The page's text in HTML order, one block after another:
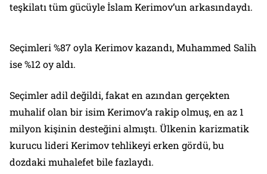
teşkilatı tüm gücüyle İslam Kerimov’un arkasındaydı.
Seçimleri %87 oyla Kerimov kazandı, Muhammed Salih
ise %12 oy aldı.
Seçimler adil değildi, fakat en azından gerçekten
muhalif olan bir isim Kerimov’a rakip olmuş, en az 1
milyon kişinin desteğini almıştı. Ülkenin karizmatik
kurucu lideri Kerimov tehlikeyi erken gördü, bu
dozdaki muhalefet bile fazlaydı.